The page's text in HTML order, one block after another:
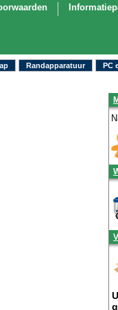
Randapparatuur
PC